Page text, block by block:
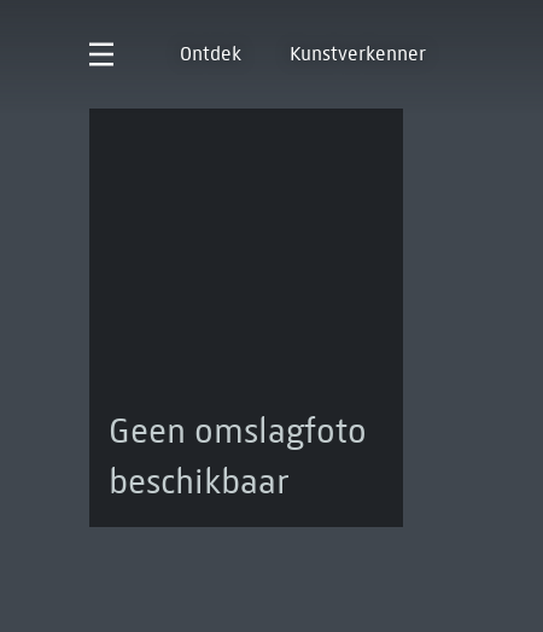
Ontdek Kunstverkenner
Geen omslagfoto
beschikbaar